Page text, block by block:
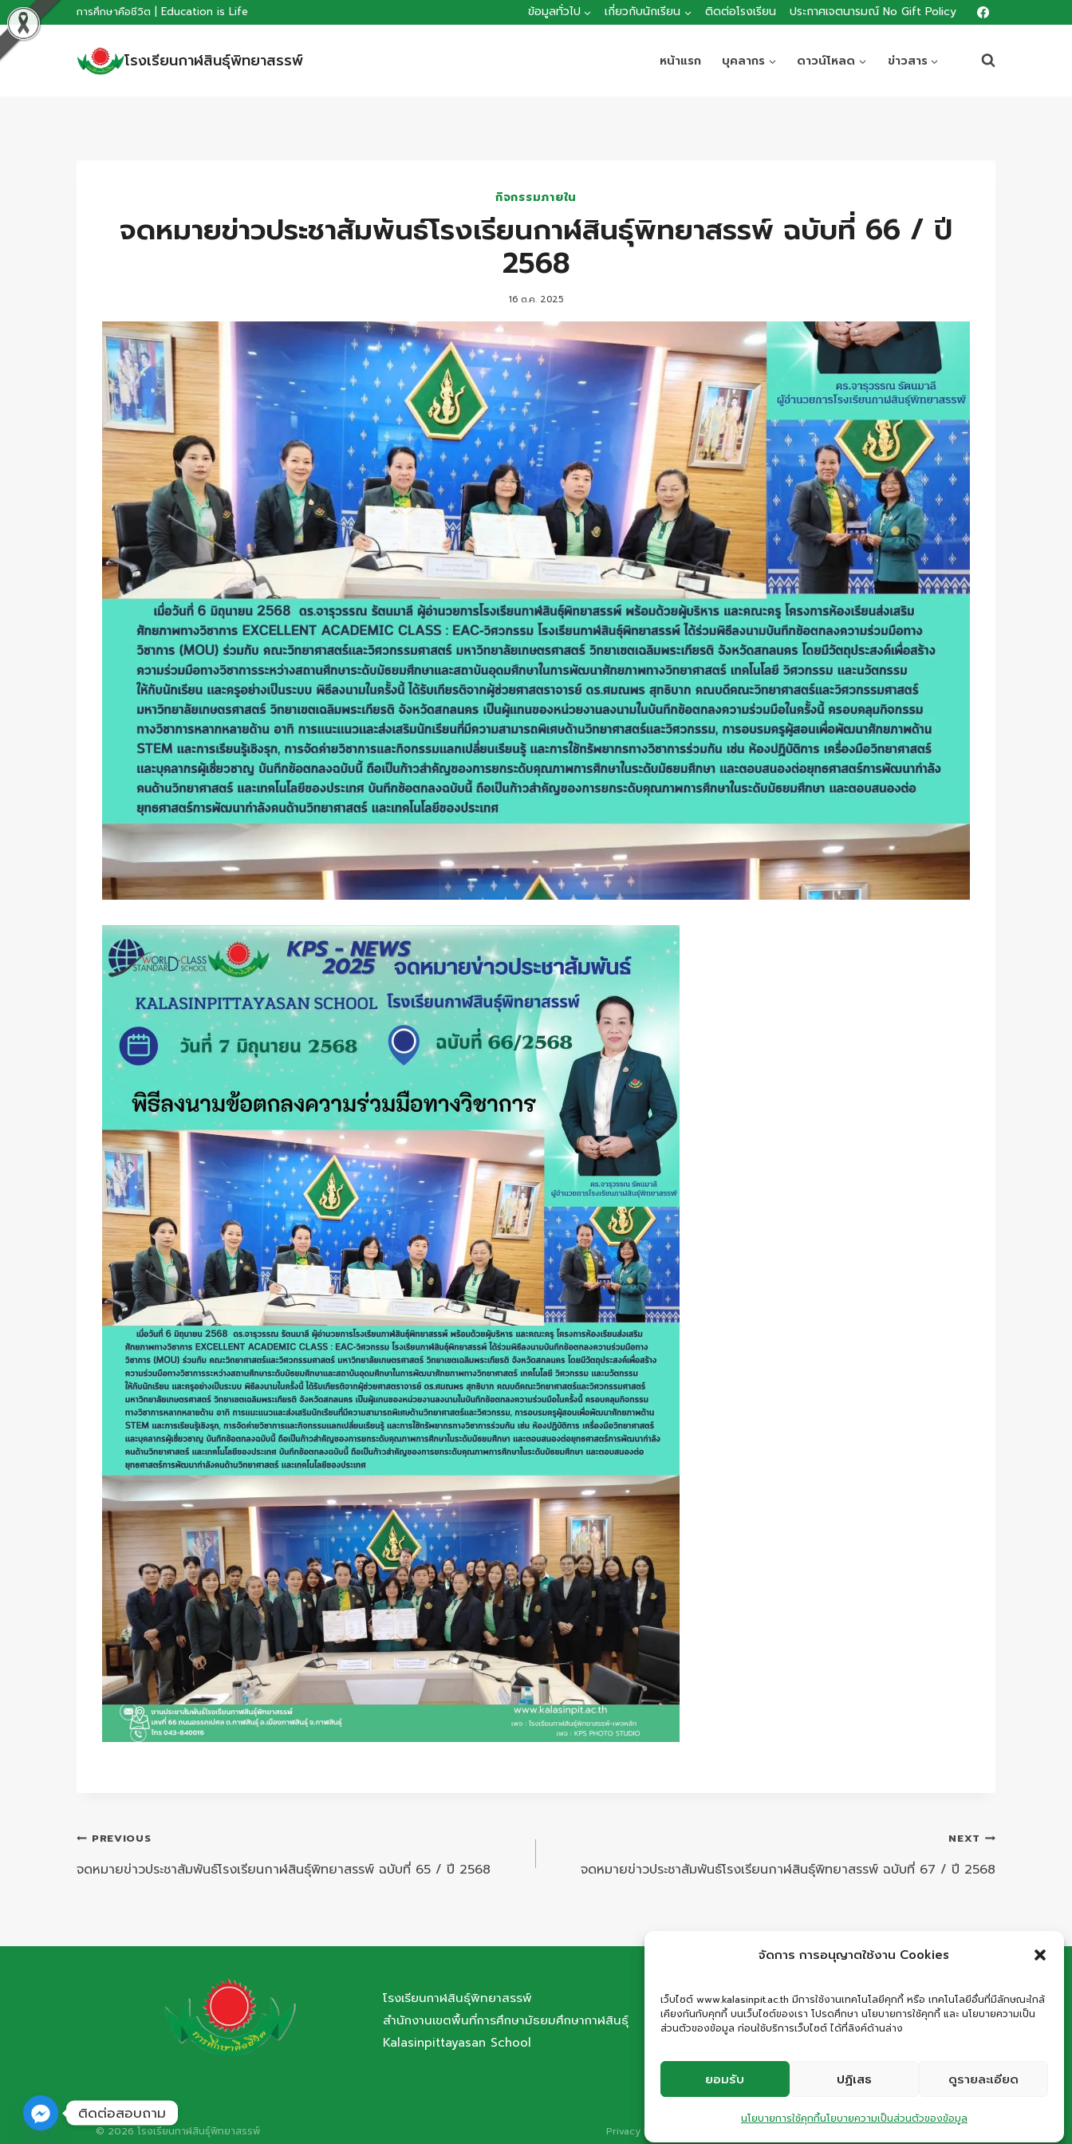
จัดการ การอนุญาตใช้งาน Cookies
เว็บไซต์ www.kalasinpit.ac.th มีการใช้งานเทคโนโลยีคุกกี้ หรือ เทคโนโลยีอื่นที่มีลักษณะใกล้
เคียงกันกับคุกกี้ บนเว็บไซต์ของเรา โปรดศึกษา นโยบายการใช้คุกกี้ และ นโยบายความเป็น
ส่วนตัวของข้อมูล ก่อนใช้บริการเว็บไซต์ ได้ที่ลิงค์ด้านล่าง
ยอมรับ ปฏิเสธ ดูรายละเอียด
นโยบายการใช้คุกกี้นโยบายความเป็นส่วนตัวของข้อมูล
Skip
to
content
การศึกษาคือชีวิต | Education is Life ข้อมูลทั่วไป เกี่ยวกับนักเรียน ติดต่อโรงเรียน ประกาศเจตนารมณ์ No Gift Policy
โรงเรียนกาฬสินธุ์พิทยาสรรพ์ หน้าแรก บุคลากร ดาวน์โหลด ข่าวสาร
กิจกรรมภายใน
จดหมายข่าวประชาสัมพันธ์โรงเรียนกาฬสินธุ์พิทยาสรรพ์ ฉบับที่ 66 / ปี
2568
16 ต.ค. 2025
แนะแนว
เรื่อง
PREVIOUS
จดหมายข่าวประชาสัมพันธ์โรงเรียนกาฬสินธุ์พิทยาสรรพ์ ฉบับที่ 65 / ปี 2568
NEXT
จดหมายข่าวประชาสัมพันธ์โรงเรียนกาฬสินธุ์พิทยาสรรพ์ ฉบับที่ 67 / ปี 2568
โรงเรียนกาฬสินธุ์พิทยาสรรพ์
สำนักงานเขตพื้นที่การศึกษามัธยมศึกษากาฬสินธุ์
Kalasinpittayasan School
ที่อยู่: เลขที่ 66 ถนนอรรถเปศล ตำบลกาฬสินธุ์ อำเภอ
เมืองกาฬสินธุ์ จังหวัดกาฬสินธุ์ 46000
Email:office.kps@kalasinpit.ac.th
© 2026 โรงเรียนกาฬสินธุ์พิทยาสรรพ์ Privacy Policy | Cookies Policy | Terms and Conditions | Website Accessibility
ติดต่อสอบถาม